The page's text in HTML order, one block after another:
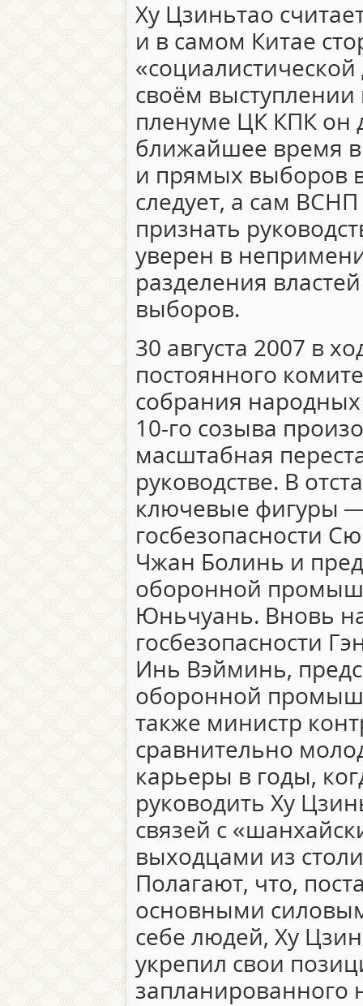
Ху Цзиньтао
и в самом Китае
своём выступлении
пленуме ЦК КПК он
ближайшее время
и прямых выборов
следует, а сам
признать
уверен в
разделения
выборов.
30 августа 2007 в
постоянного
собрания
10-го созыва
масштабная
руководстве. В
ключевые фигуры
госбезопасности
Чжан Болинь и
оборонной
Юньчуань. Вновь
госбезопасности
Инь Вэйминь,
оборонной
также министр
сравнительно
карьеры в годы,
руководить Ху
связей с
выходцами из
Полагают, что,
основными
себе людей, Ху
укрепил свои
запланированного